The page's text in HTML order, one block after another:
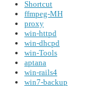
Shortcut
ffmpeg-MH
proxy
win-httpd
win-dhcpd
win-Tools
aptana
win-rails4
win7-backup